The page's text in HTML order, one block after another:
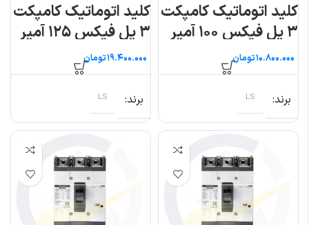
کلید اتوماتیک کامپکت
۳ پل فیکس ۱۰۰ آمپر
(متاسول) ال اس
تومان
برند LS
کلید اتوماتیک کامپکت
۳ پل فیکس ۱۲۵ آمپر
(متاسول) ال اس
تومان
برند LS